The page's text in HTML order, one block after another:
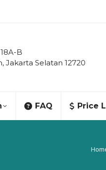
B
Jakarta Selatan 12720
FAQ Price
You